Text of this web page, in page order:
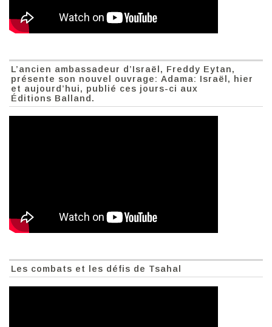
L’ancien ambassadeur d’Israël, Freddy Eytan,
présente son nouvel ouvrage: Adama: Israël, hier
et aujourd’hui, publié ces jours-ci aux
Éditions Balland.
Les combats et les défis de Tsahal